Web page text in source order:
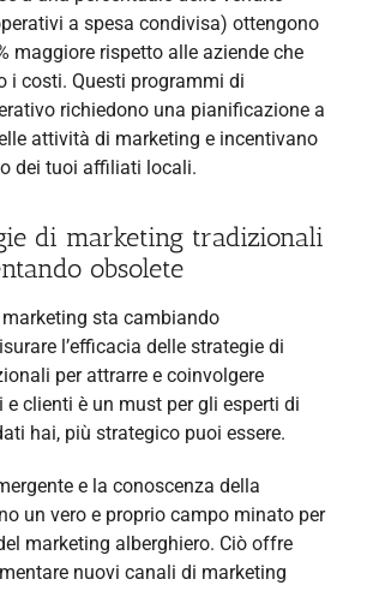
a spesa condivisa) ottengono
maggiore rispetto alle aziende che
i costi. Questi programmi di
richiedono una pianificazione a
attività di marketing e incentivano
dei tuoi affiliati locali.
di marketing tradizionali
obsolete
sta cambiando
l’efficacia delle strategie di
per attrarre e coinvolgere
clienti è un must per gli esperti di
hai, più strategico puoi essere.
e la conoscenza della
un vero e proprio campo minato per
marketing alberghiero. Ciò offre
nuovi canali di marketing